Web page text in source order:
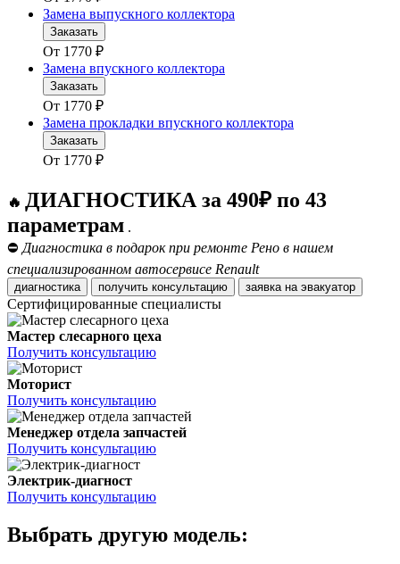
Замена выпускного коллектора
Заказать
От 1770 ₽
Замена впускного коллектора
Заказать
От 1770 ₽
Замена прокладки впускного коллектора
Заказать
От 1770 ₽
🔥 ДИАГНОСТИКА за 490₽ по 43
параметрам .
⛔ Диагностика в подарок при ремонте Рено в нашем
специализированном автосервисе Renault
диагностика получить консультацию заявка на эвакуатор
Сертифицированные специалисты
Мастер слесарного цеха
Получить консультацию
Моторист
Получить консультацию
Менеджер отдела запчастей
Получить консультацию
Электрик-диагност
Получить консультацию
Выбрать другую модель: